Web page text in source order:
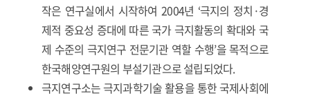
작은 연구실에서 시작하여 2004년 ‘극지의 정치·경
제적 중요성 증대에 따른 국가 극지활동의 확대와 국
제 수준의 극지연구 전문기관 역할 수행’을 목적으로
한국해양연구원의 부설기관으로 설립되었다.
극지연구소는 극지과학기술 활용을 통한 국제사회에